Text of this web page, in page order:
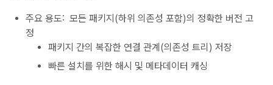
주요 용도: 모든 패키지(하위 의존성 포함)의 정확한 버전 고
정
패키지 간의 복잡한 연결 관계(의존성 트리) 저장
빠른 설치를 위한 해시 및 메타데이터 캐싱